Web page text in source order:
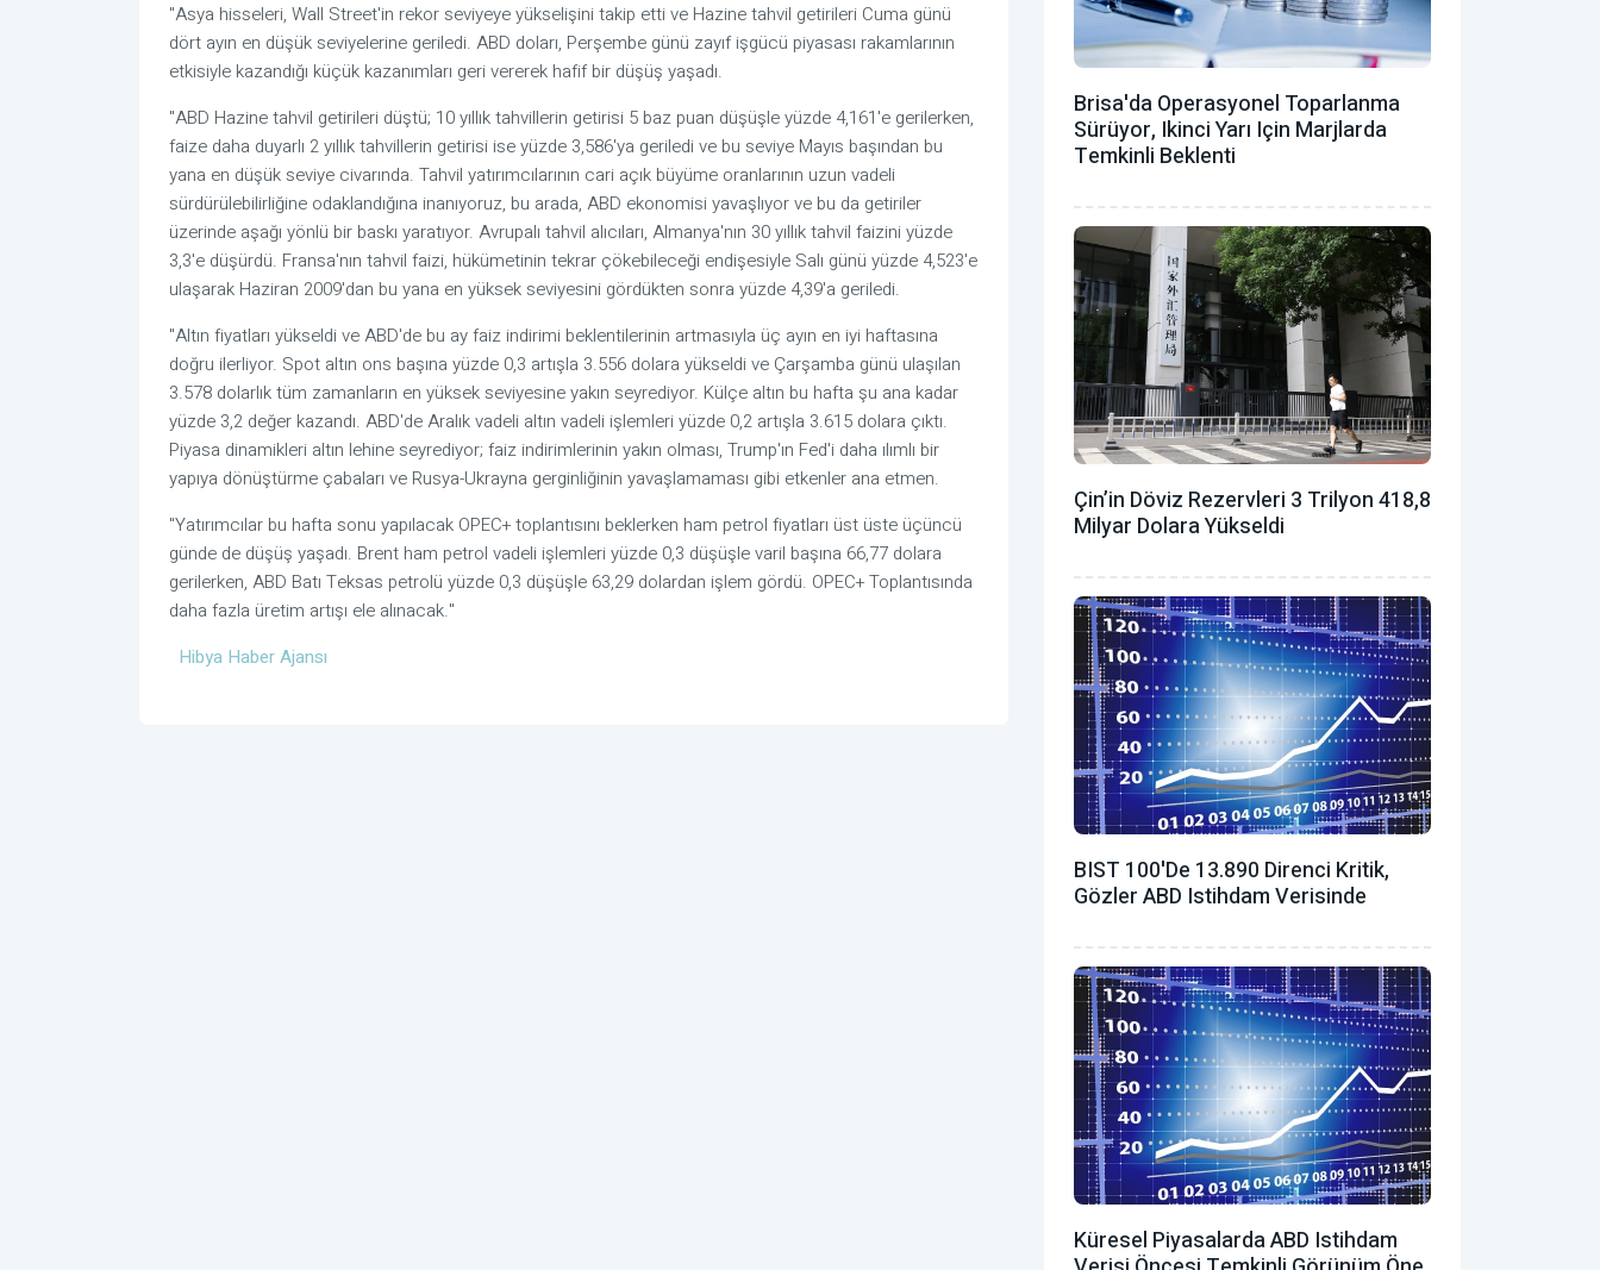
"Asya hisseleri, Wall Street'in rekor seviyeye yükselişini takip etti ve Hazine tahvil getirileri Cuma günü
dört ayın en düşük seviyelerine geriledi. ABD doları, Perşembe günü zayıf işgücü piyasası rakamlarının
etkisiyle kazandığı küçük kazanımları geri vererek hafif bir düşüş yaşadı.
"ABD Hazine tahvil getirileri düştü; 10 yıllık tahvillerin getirisi 5 baz puan düşüşle yüzde 4,161'e gerilerken,
faize daha duyarlı 2 yıllık tahvillerin getirisi ise yüzde 3,586'ya geriledi ve bu seviye Mayıs başından bu
yana en düşük seviye civarında. Tahvil yatırımcılarının cari açık büyüme oranlarının uzun vadeli
sürdürülebilirliğine odaklandığına inanıyoruz, bu arada, ABD ekonomisi yavaşlıyor ve bu da getiriler
üzerinde aşağı yönlü bir baskı yaratıyor. Avrupalı tahvil alıcıları, Almanya'nın 30 yıllık tahvil faizini yüzde
3,3'e düşürdü. Fransa'nın tahvil faizi, hükümetinin tekrar çökebileceği endişesiyle Salı günü yüzde 4,523'e
ulaşarak Haziran 2009'dan bu yana en yüksek seviyesini gördükten sonra yüzde 4,39'a geriledi.
"Altın fiyatları yükseldi ve ABD'de bu ay faiz indirimi beklentilerinin artmasıyla üç ayın en iyi haftasına
doğru ilerliyor. Spot altın ons başına yüzde 0,3 artışla 3.556 dolara yükseldi ve Çarşamba günü ulaşılan
3.578 dolarlık tüm zamanların en yüksek seviyesine yakın seyrediyor. Külçe altın bu hafta şu ana kadar
yüzde 3,2 değer kazandı. ABD'de Aralık vadeli altın vadeli işlemleri yüzde 0,2 artışla 3.615 dolara çıktı.
Piyasa dinamikleri altın lehine seyrediyor; faiz indirimlerinin yakın olması, Trump'ın Fed'i daha ılımlı bir
yapıya dönüştürme çabaları ve Rusya-Ukrayna gerginliğinin yavaşlamaması gibi etkenler ana etmen.
"Yatırımcılar bu hafta sonu yapılacak OPEC+ toplantısını beklerken ham petrol fiyatları üst üste üçüncü
günde de düşüş yaşadı. Brent ham petrol vadeli işlemleri yüzde 0,3 düşüşle varil başına 66,77 dolara
gerilerken, ABD Batı Teksas petrolü yüzde 0,3 düşüşle 63,29 dolardan işlem gördü. OPEC+ Toplantısında
daha fazla üretim artışı ele alınacak."
Hibya Haber Ajansı
Brisa'da Operasyonel Toparlanma
Sürüyor, Ikinci Yarı Için Marjlarda
Temkinli Beklenti
Çin’in Döviz Rezervleri 3 Trilyon 418,8
Milyar Dolara Yükseldi
BIST 100'de 13.890 Direnci Kritik,
Gözler ABD Istihdam Verisinde
Küresel Piyasalarda ABD Istihdam